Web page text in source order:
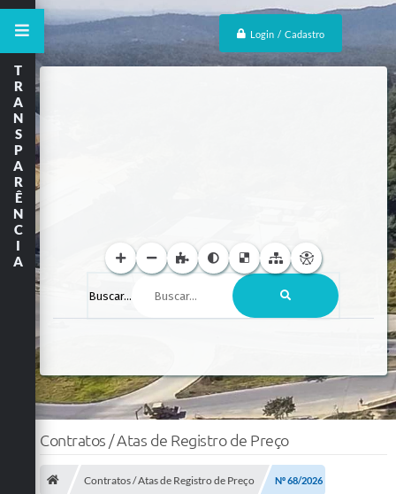
Login / Cadastro
Buscar...
T
R
A
N
S
P
A
R
Ê
N
C
I
A
Contratos / Atas de Registro de Preço
Contratos / Atas de Registro de Preço Nº 68/2026